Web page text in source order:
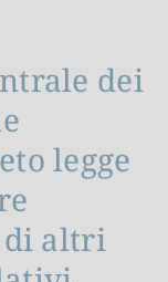
dei
legge
di altri